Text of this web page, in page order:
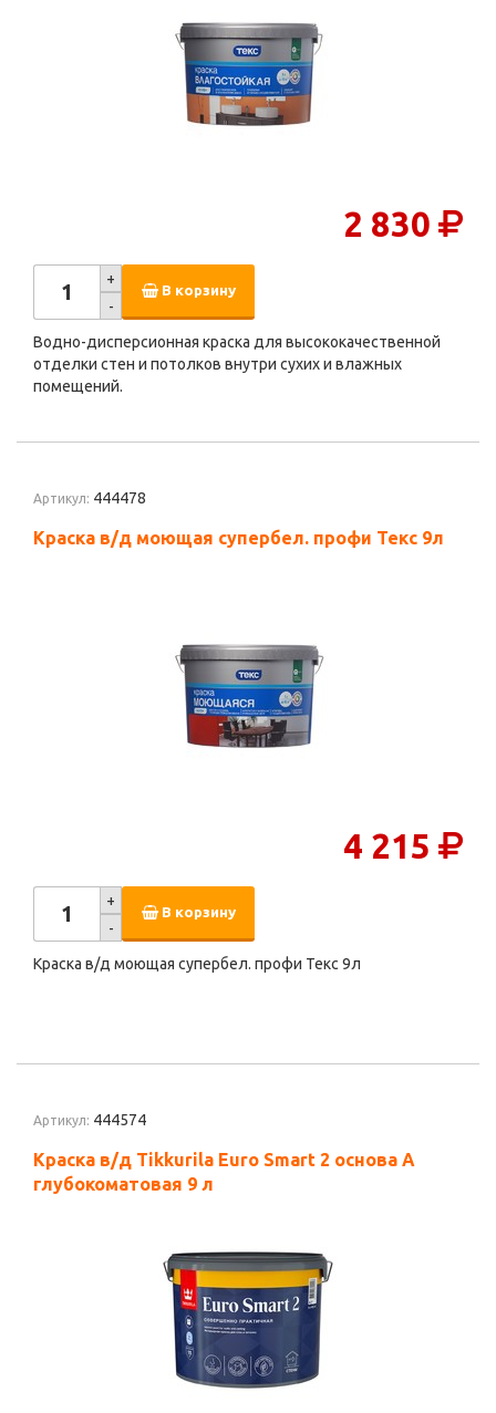
2 830
+
-
В корзину
Водно-дисперсионная краска для высококачественной
отделки стен и потолков внутри сухих и влажных
помещений.
Артикул: 444478
Краска в/д моющая супербел. профи Текс 9л
4 215
+
-
В корзину
Краска в/д моющая супербел. профи Текс 9л
Артикул: 444574
Краска в/д Tikkurila Euro Smart 2 основа A
глубокоматовая 9 л